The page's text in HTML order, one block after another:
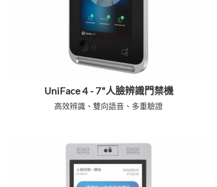
UniFace 4 - 7"人臉辨識門禁機
高效辨識、雙向語音、多重驗證